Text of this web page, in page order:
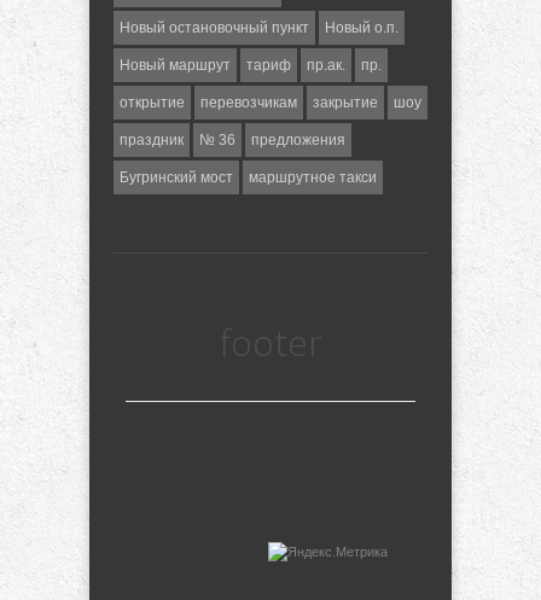
Новый остановочный пункт Новый о.п.
Новый маршрут тариф пр.ак. пр.
открытие перевозчикам закрытие шоу
праздник № 36 предложения
Бугринский мост маршрутное такси
footer